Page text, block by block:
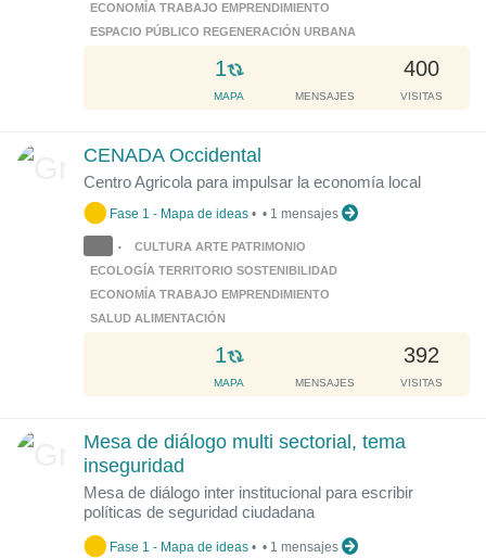
ECONOMÍA TRABAJO EMPRENDIMIENTO
ESPACIO PÚBLICO REGENERACIÓN URBANA
1
L
o
a
i
n
g
.
.
MAPA MENSAJES
400
VISITAS
CENADA Occidental
Centro Agricola para impulsar la economía local
Fase 1 - Mapa de ideas •
•
CULTURA ARTE PATRIMONIO
ECOLOGÍA TERRITORIO SOSTENIBILIDAD
ECONOMÍA TRABAJO EMPRENDIMIENTO
SALUD ALIMENTACIÓN
1
L
o
a
i
g
.
.
MAPA MENSAJES
392
VISITAS
• 1 mensajes
Mesa de diálogo multi sectorial, tema
inseguridad
Mesa de diálogo inter institucional para escribir
políticas de seguridad ciudadana
Fase 1 - Mapa de ideas • • 1 mensajes